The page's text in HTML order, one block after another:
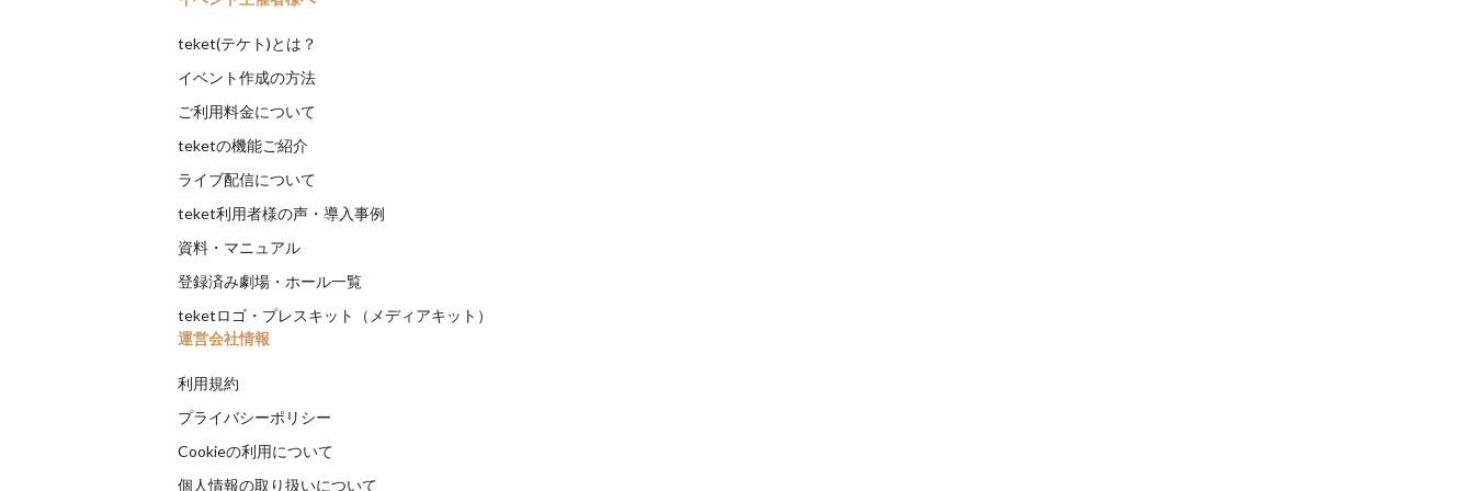
teket(テケト)とは？
イベント作成の方法
ご利用料金について
teketの機能ご紹介
ライブ配信について
teket利用者様の声・導入事例
資料・マニュアル
登録済み劇場・ホール一覧
teketロゴ・プレスキット（メディアキット）
運営会社情報
利用規約
プライバシーポリシー
Cookieの利用について
個人情報の取り扱いについて